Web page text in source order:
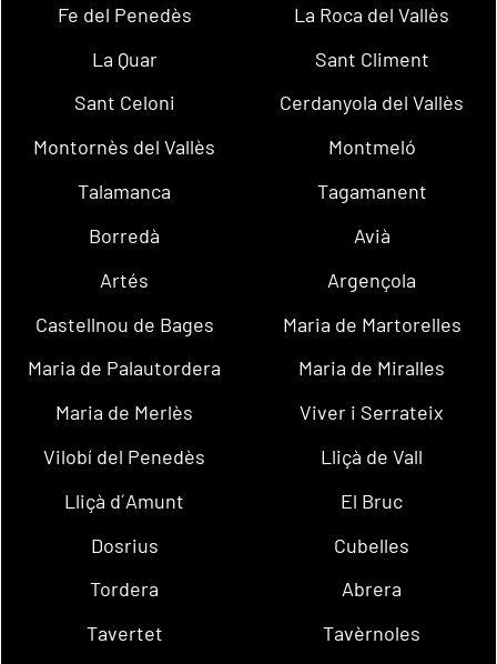
Fe del Penedès
La Roca del Vallès
La Quar
Sant Climent
Sant Celoni
Cerdanyola del Vallès
Montornès del Vallès
Montmeló
Talamanca
Tagamanent
Borredà
Avià
Artés
Argençola
Castellnou de Bages
Maria de Martorelles
Maria de Palautordera
Maria de Miralles
Maria de Merlès
Viver i Serrateix
Vilobí del Penedès
Lliçà de Vall
Lliçà d´Amunt
El Bruc
Dosrius
Cubelles
Tordera
Abrera
Tavertet
Tavèrnoles